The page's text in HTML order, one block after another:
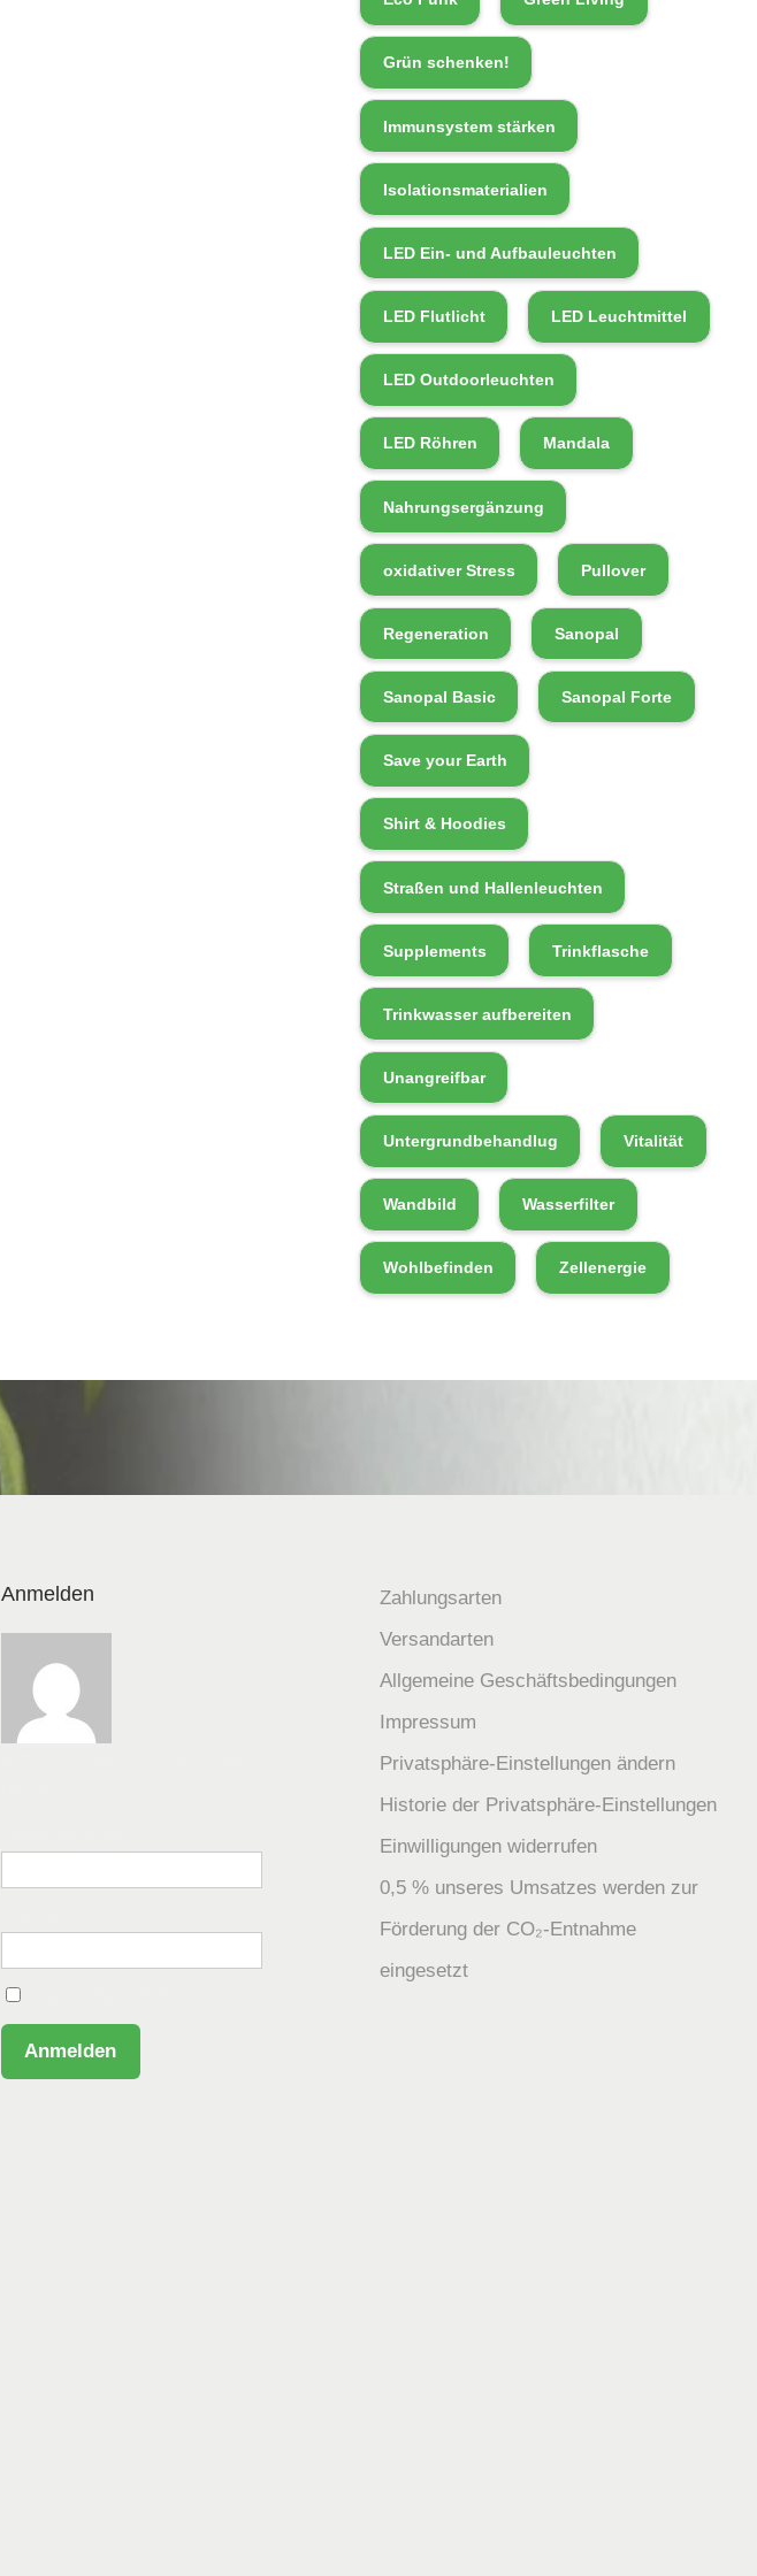
Grün schenken!
Immunsystem stärken
Isolationsmaterialien
LED Ein- und Aufbauleuchten
LED Flutlicht LED Leuchtmittel
LED Outdoorleuchten
LED Röhren Mandala
Nahrungsergänzung
oxidativer Stress Pullover
Regeneration Sanopal
Sanopal Basic Sanopal Forte
Save your Earth
Shirt & Hoodies
Straßen und Hallenleuchten
Supplements Trinkflasche
Trinkwasser aufbereiten
Unangreifbar
Untergrundbehandlug Vitalität
Wandbild Wasserfilter
Wohlbefinden Zellenergie
Anmelden
Zahlungsarten
Versandarten
Allgemeine Geschäftsbedingungen
Impressum
Privatsphäre-Einstellungen ändern
Historie der Privatsphäre-Einstellungen
Einwilligungen widerrufen
0,5 % unseres Umsatzes werden zur
Förderung der CO₂-Entnahme
eingesetzt